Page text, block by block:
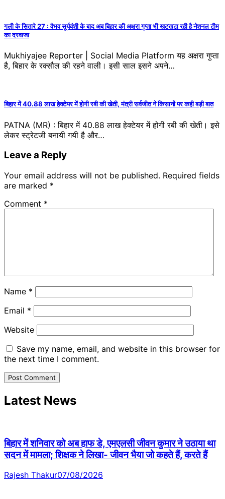
गली के सितारे 27 : वैभव सूर्यवंशी के बाद अब बिहार की अक्षरा गुप्ता भी खटखटा रही है नेशनल टीम
का दरवाजा
Mukhiyajee Reporter | Social Media Platform यह अक्षरा गुप्ता
है, बिहार के रक्सौल की रहने वाली। इसी साल इसने अपने…
बिहार में 40.88 लाख हेक्टेयर में होगी रबी की खेती, मंत्री सर्वजीत ने किसानों पर कही बड़ी बात
PATNA (MR) : बिहार में 40.88 लाख हेक्टेयर में होगी रबी की खेती। इसे
लेकर स्ट्रेटजी बनायी गयी है और…
Leave a Reply
Your email address will not be published. Required fields
are marked *
Comment *
Name *
Email *
Website
Save my name, email, and website in this browser for
the next time I comment.
Latest News
बिहार में शनिवार को अब हाफ डे, एमएलसी जीवन कुमार ने उठाया था
सदन में मामला; शिक्षक ने लिखा- जीवन भैया जो कहते हैं, करते हैं
Rajesh Thakur07/08/2026